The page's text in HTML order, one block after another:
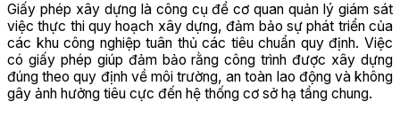
Giấy phép xây dựng là công cụ để cơ quan quản lý giám sát
việc thực thi quy hoạch xây dựng, đảm bảo sự phát triển của
các khu công nghiệp tuân thủ các tiêu chuẩn quy định. Việc
có giấy phép giúp đảm bảo rằng công trình được xây dựng
đúng theo quy định về môi trường, an toàn lao động và không
gây ảnh hưởng tiêu cực đến hệ thống cơ sở hạ tầng chung.